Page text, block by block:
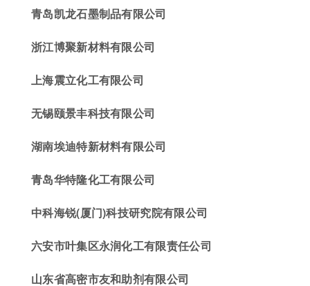
青岛凯龙石墨制品有限公司
浙江博聚新材料有限公司
上海震立化工有限公司
无锡颐景丰科技有限公司
湖南埃迪特新材料有限公司
青岛华特隆化工有限公司
中科海锐(厦门)科技研究院有限公司
六安市叶集区永润化工有限责任公司
山东省高密市友和助剂有限公司